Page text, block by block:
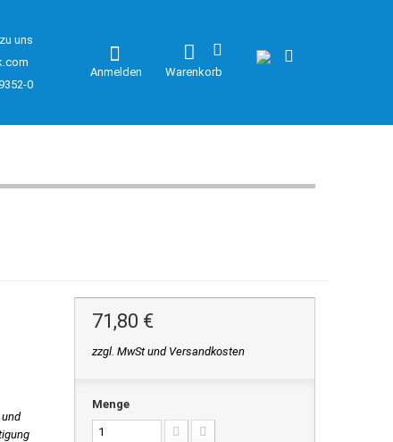
uns
0
Warenkorb
Anmelden
71,80 €
zzgl. MwSt und Versandkosten
Menge